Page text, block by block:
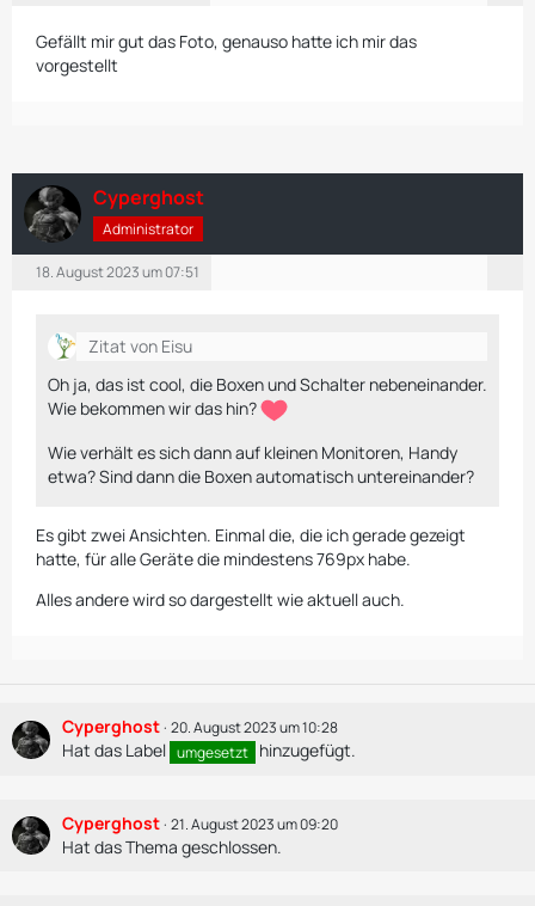
Gefällt mir gut das Foto, genauso hatte ich mir das
vorgestellt
Cyperghost
Administrator
18. August 2023 um 07:51
Zitat von Eisu
Oh ja, das ist cool, die Boxen und Schalter nebeneinander.
Wie bekommen wir das hin?
Wie verhält es sich dann auf kleinen Monitoren, Handy
etwa? Sind dann die Boxen automatisch untereinander?
Es gibt zwei Ansichten. Einmal die, die ich gerade gezeigt
hatte, für alle Geräte die mindestens 769px habe.
Alles andere wird so dargestellt wie aktuell auch.
Cyperghost 20. August 2023 um 10:28
Hat das Label umgesetzt hinzugefügt.
Cyperghost 21. August 2023 um 09:20
Hat das Thema geschlossen.